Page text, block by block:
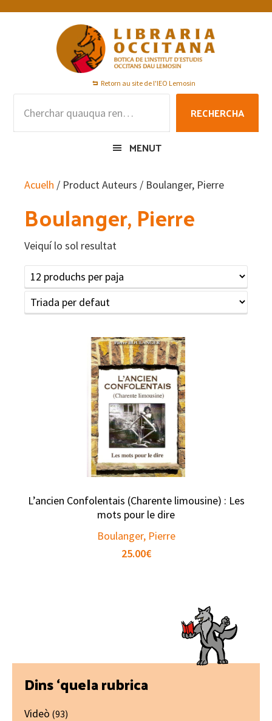
Skip
Skip
Skip
Retorn au site de l'IEO Lemosin
RECHERCHA
MENUT
Acuelh / Product Auteurs / Boulanger, Pierre
Boulanger, Pierre
Veiquí lo sol resultat
L’ancien Confolentais (Charente limousine) : Les
mots pour le dire
Boulanger, Pierre
25.00€
Primary
Sidebar
Dins ‘quela rubrica
Videò (93)